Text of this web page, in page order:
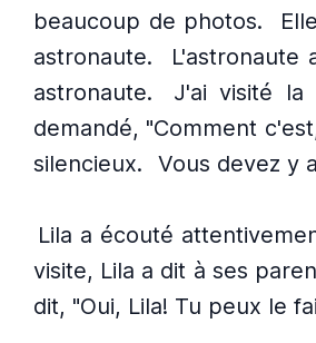
beaucoup de photos.
astronaute.
L'astronaute
astronaute.
J'ai visité la
demandé, "Comment
silencieux.
Vous devez y
Lila a écouté
visite, Lila a dit à ses
dit, "Oui, Lila! Tu peux le